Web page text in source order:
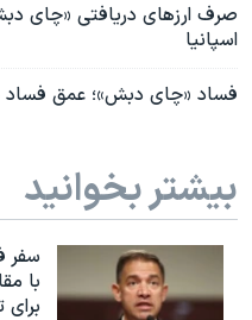
صرف ارزهای دریافتی «چای
اسپانیا
فساد «چای دبش»؛ عمق
بیشتر بخوانید
سفر
با